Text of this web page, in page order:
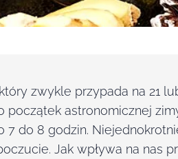
zwykle przypada na 21
astronomicznej
do 8 godzin.
Jak wpływa na nas